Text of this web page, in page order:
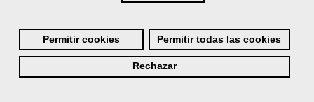
Permitir cookies Permitir todas las cookies
Rechazar
0 108
ONLINE